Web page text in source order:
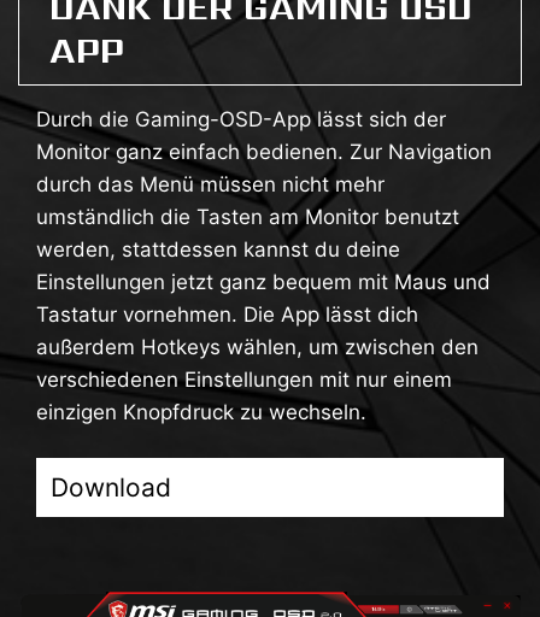
APP
Durch die Gaming-OSD-App lässt sich der
Monitor ganz einfach bedienen. Zur Navigation
durch das Menü müssen nicht mehr
umständlich die Tasten am Monitor benutzt
werden, stattdessen kannst du deine
Einstellungen jetzt ganz bequem mit Maus und
Tastatur vornehmen. Die App lässt dich
außerdem Hotkeys wählen, um zwischen den
verschiedenen Einstellungen mit nur einem
einzigen Knopfdruck zu wechseln.
Download